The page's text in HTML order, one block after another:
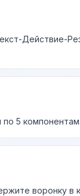
Действие-
по 5 компонентам.
воронку в